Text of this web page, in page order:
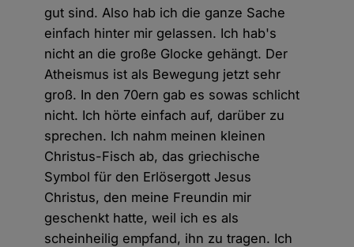
gut sind. Also hab ich die ganze Sache
einfach hinter mir gelassen. Ich hab's
nicht an die große Glocke gehängt. Der
Atheismus ist als Bewegung jetzt sehr
groß. In den 70ern gab es sowas schlicht
nicht. Ich hörte einfach auf, darüber zu
sprechen. Ich nahm meinen kleinen
Christus-Fisch ab, das griechische
Symbol für den Erlösergott Jesus
Christus, den meine Freundin mir
geschenkt hatte, weil ich es als
scheinheilig empfand, ihn zu tragen. Ich